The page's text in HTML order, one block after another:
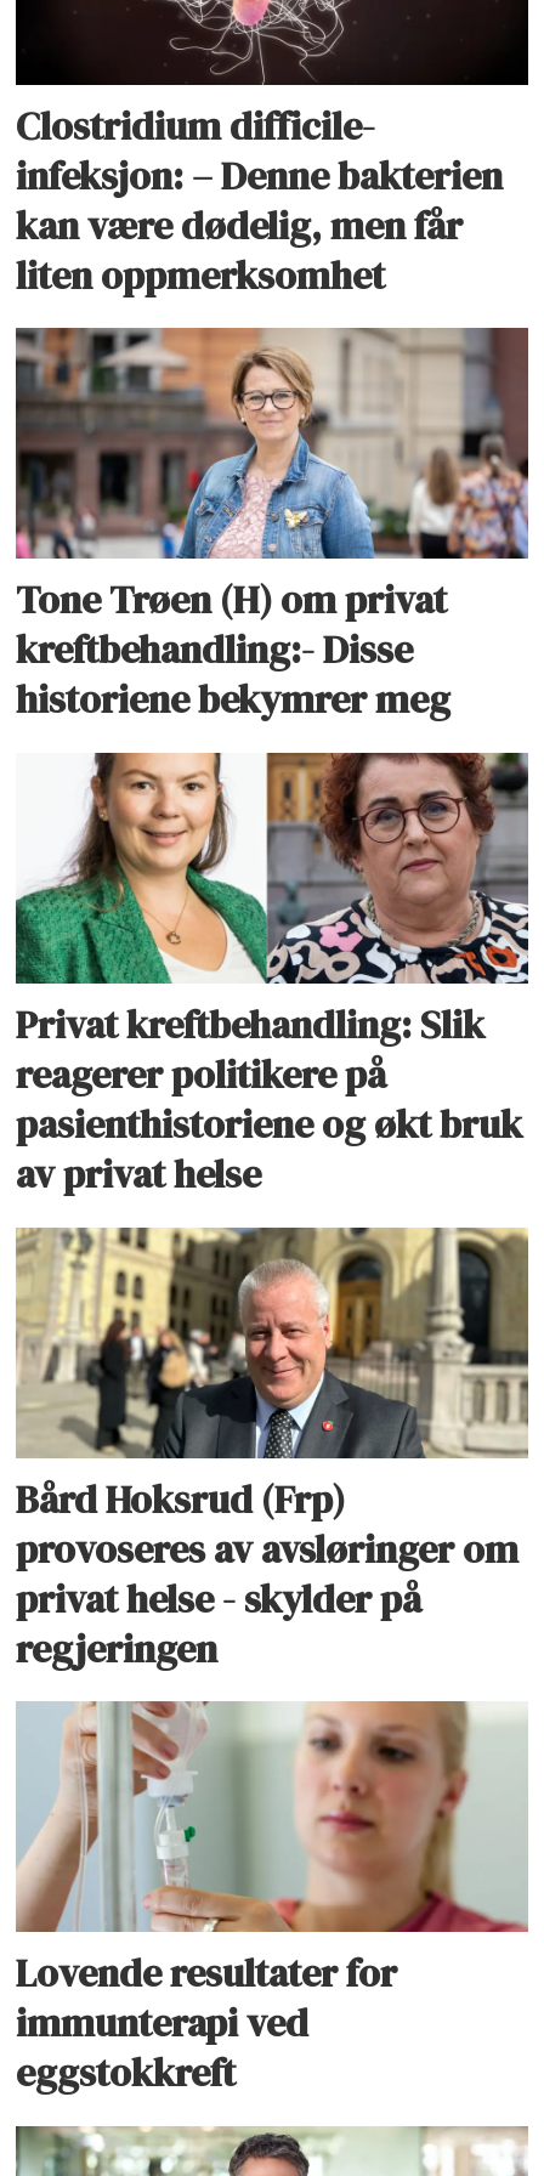
bytte til andre medisiner.
Takket være nye medisiner har
overlevelsestiden doblet seg de siste 10-
15 årene og det utvikles stadig nye
medisiner.
Kilde:www.levmedmyelomatose.no
Clostridium difficile-
infeksjon: – Denne bakterien
kan være dødelig, men får
liten oppmerksomhet
Tone Trøen (H) om privat
kreftbehandling:- Disse
historiene bekymrer meg
Privat kreftbehandling: Slik
reagerer politikere på
pasienthistoriene og økt bruk
av privat helse
Bård Hoksrud (Frp)
provoseres av avsløringer om
privat helse - skylder på
regjeringen
Lovende resultater for
immunterapi ved
eggstokkreft